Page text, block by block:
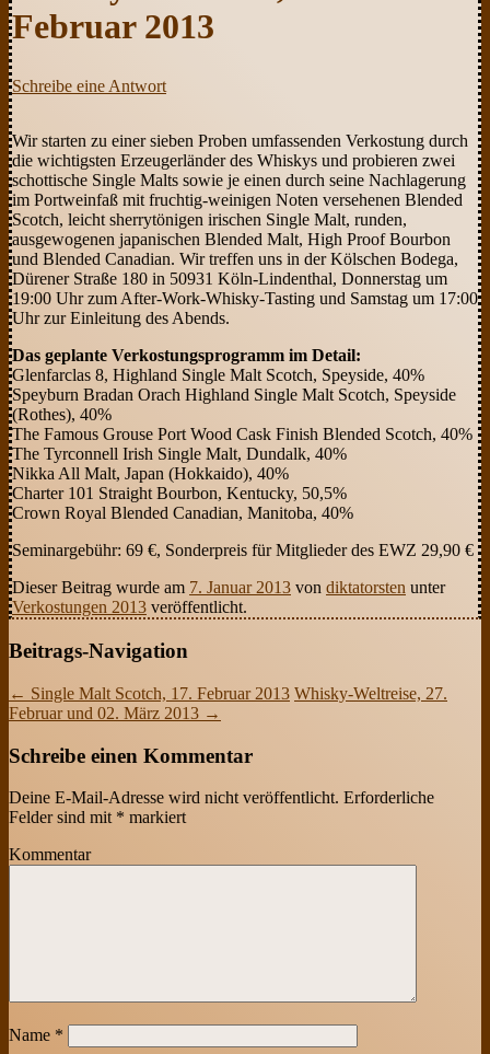
Februar 2013
Schreibe eine Antwort
Wir starten zu einer sieben Proben umfassenden Verkostung durch
die wichtigsten Erzeugerländer des Whiskys und probieren zwei
schottische Single Malts sowie je einen durch seine Nachlagerung
im Portweinfaß mit fruchtig-weinigen Noten versehenen Blended
Scotch, leicht sherrytönigen irischen Single Malt, runden,
ausgewogenen japanischen Blended Malt, High Proof Bourbon
und Blended Canadian. Wir treffen uns in der Kölschen Bodega,
Dürener Straße 180 in 50931 Köln-Lindenthal, Donnerstag um
19:00 Uhr zum After-Work-Whisky-Tasting und Samstag um 17:00
Uhr zur Einleitung des Abends.
Das geplante Verkostungsprogramm im Detail:
Glenfarclas 8, Highland Single Malt Scotch, Speyside, 40%
Speyburn Bradan Orach Highland Single Malt Scotch, Speyside
(Rothes), 40%
The Famous Grouse Port Wood Cask Finish Blended Scotch, 40%
The Tyrconnell Irish Single Malt, Dundalk, 40%
Nikka All Malt, Japan (Hokkaido), 40%
Charter 101 Straight Bourbon, Kentucky, 50,5%
Crown Royal Blended Canadian, Manitoba, 40%
Seminargebühr: 69 €, Sonderpreis für Mitglieder des EWZ 29,90 €
Dieser Beitrag wurde am 7. Januar 2013 von diktatorsten unter
Verkostungen 2013 veröffentlicht.
Beitrags-Navigation
← Single Malt Scotch, 17. Februar 2013 Whisky-Weltreise, 27.
Februar und 02. März 2013 →
Schreibe einen Kommentar
Deine E-Mail-Adresse wird nicht veröffentlicht. Erforderliche
Felder sind mit * markiert
Kommentar
Name *